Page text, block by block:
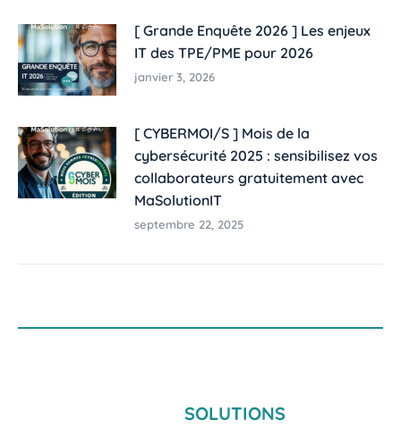
[ Grande Enquête 2026 ] Les enjeux
IT des TPE/PME pour 2026
janvier 3, 2026
[ CYBERMOI/S ] Mois de la
cybersécurité 2025 : sensibilisez vos
collaborateurs gratuitement avec
MaSolutionIT
septembre 22, 2025
SOLUTIONS